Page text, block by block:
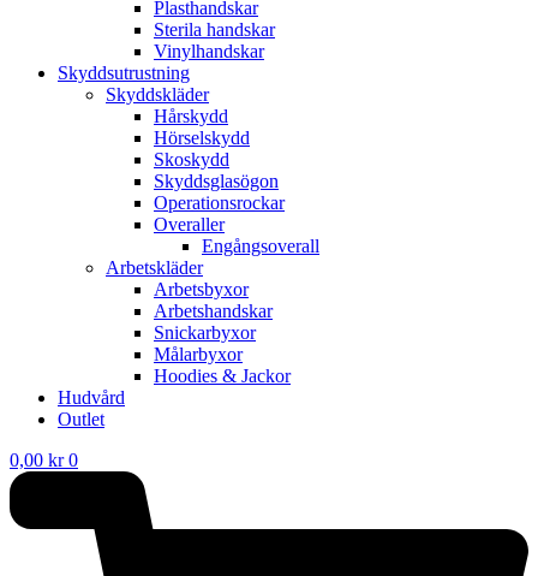
Plasthandskar
Sterila handskar
Vinylhandskar
Skyddsutrustning
Skyddskläder
Hårskydd
Hörselskydd
Skoskydd
Skyddsglasögon
Operationsrockar
Overaller
Engångsoverall
Arbetskläder
Arbetsbyxor
Arbetshandskar
Snickarbyxor
Målarbyxor
Hoodies & Jackor
Hudvård
Outlet
0,00 kr 0